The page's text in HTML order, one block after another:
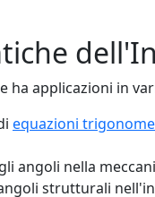
ha applicazioni in
equazioni
angoli nella
strutturali